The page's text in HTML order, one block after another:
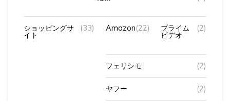
ショッピングサ
イト
(33) Amazon (22) プライム
ビデオ
(2)
(2)
ヤフー (2)